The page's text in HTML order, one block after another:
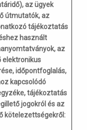
az ügyek
útmutatók, az
tájékoztatás
használt
az
elektronikus
időpontfoglalás,
kapcsolódó
tájékoztatás
jogokról és az
kötelezettségekről: